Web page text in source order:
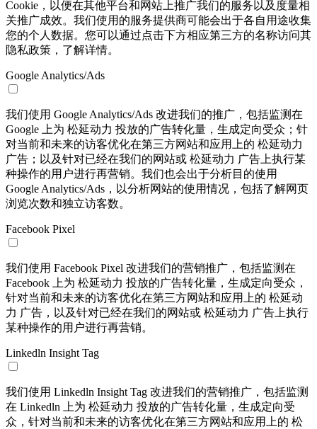
Cookie，以便在其他平台和网站上推广我们的服务以及度量相
关推广成效。我们使用的服务提供商可能会出于各自用途收集
您的个人数据。您可以通过点击下方相应第三方的名称访问其
隐私政策，了解详情。
Google Analytics/Ads
我们使用 Google Analytics/Ads 改进我们的推广，包括监测在
Google 上为 松延动力 投放的广告转化量，生成定向受众；针
对当前和未来的访客优化在第三方网站和应用上的 松延动力
广告；以及针对已经在我们的网站或 松延动力 广告上执行某
种操作的用户进行再营销。我们也会出于分析目的使用
Google Analytics/Ads，以分析网站的使用情况，包括了解网页
浏览次数和独立访客数。
Facebook Pixel
我们使用 Facebook Pixel 改进我们的营销推广，包括监测在
Facebook 上为 松延动力 投放的广告转化量，生成定向受众，
针对当前和未来的访客优化在第三方网站和应用上的 松延动
力 广告，以及针对已经在我们的网站或 松延动力 广告上执行
某种操作的用户进行再营销。
Linkedln Insight Tag
我们使用 Linkedln Insight Tag 改进我们的营销推广，包括监测
在 Linkedln 上为 松延动力 投放的广告转化量，生成定向受
众，针对当前和未来的访客优化在第三方网站和应用上的 松